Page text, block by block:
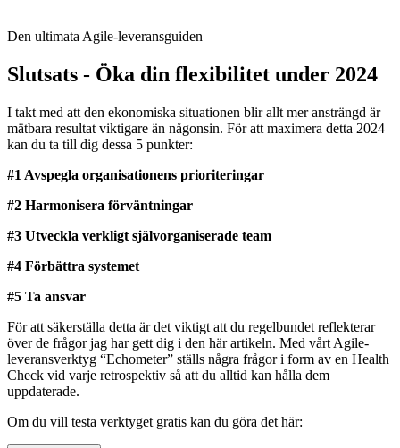
Den ultimata Agile-leveransguiden
Slutsats - Öka din flexibilitet under 2024
I takt med att den ekonomiska situationen blir allt mer ansträngd är
mätbara resultat viktigare än någonsin. För att maximera detta 2024
kan du ta till dig dessa 5 punkter:
#1 Avspegla organisationens prioriteringar
#2 Harmonisera förväntningar
#3 Utveckla verkligt självorganiserade team
#4 Förbättra systemet
#5 Ta ansvar
För att säkerställa detta är det viktigt att du regelbundet reflekterar
över de frågor jag har gett dig i den här artikeln. Med vårt Agile-
leveransverktyg “Echometer” ställs några frågor i form av en Health
Check vid varje retrospektiv så att du alltid kan hålla dem
uppdaterade.
Om du vill testa verktyget gratis kan du göra det här: